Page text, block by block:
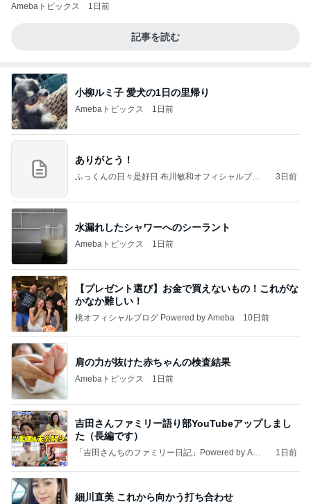
Amebaトピックス 1日前
記事を読む
小柳ルミ子 愛犬の1日の里帰り
Amebaトピックス 1日前
ありがとう！
ふっくんの日々是好日 布川敏和オフィシャルブロ
3日前
水漏れしたシャワーへのシーラント
Amebaトピックス 1日前
【プレゼント選び】お金で買えないもの！これがな
かなか難しい！
桃オフィシャルブログ Powered by Ameba 10日前
肩の力が抜けた赤ちゃんの検査結果
Amebaトピックス 1日前
吉田さんファミリー語り部YouTubeアップしまし
た（長編です）
「吉田さんちのファミリー日記」Powered by Ame
1日前
細川直美 これから向かう打ち合わせ